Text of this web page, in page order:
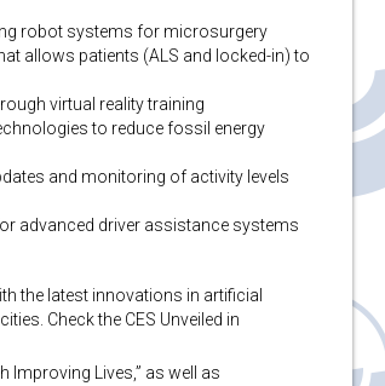
robot systems for microsurgery
allows patients (ALS and locked-in) to
virtual reality training
to reduce fossil energy
and monitoring of activity levels
advanced driver assistance systems
the latest innovations in artificial
Check the CES Unveiled in
Improving Lives,” as well as